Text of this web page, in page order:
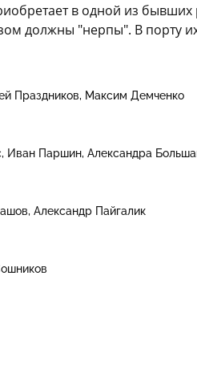
в одной из бывших
должны "нерпы". В порту
Праздников Максим Демченко
Иван Паршин Александра
Александр Пайгалик